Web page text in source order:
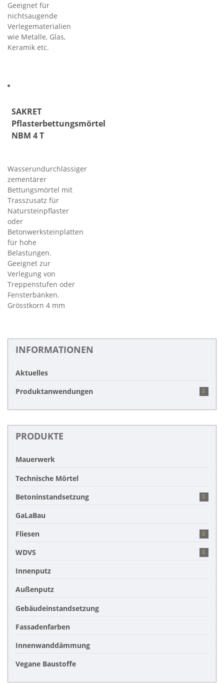
Geeignet für
nichtsaugende
Verlegematerialien
wie Metalle, Glas,
Keramik etc.
SAKRET
Pflasterbettungsmörtel
NBM 4 T
Wasserundurchlässiger
zementärer
Bettungsmörtel mit
Trasszusatz für
Natursteinpflaster
oder
Betonwerksteinplatten
für hohe
Belastungen.
Geeignet zur
Verlegung von
Treppenstufen oder
Fensterbänken.
Grösstkorn 4 mm
INFORMATIONEN
Aktuelles
Produktanwendungen
PRODUKTE
Mauerwerk
Technische Mörtel
Betoninstandsetzung
GaLaBau
Fliesen
WDVS
Innenputz
Außenputz
Gebäudeinstandsetzung
Fassadenfarben
Innenwanddämmung
Vegane Baustoffe